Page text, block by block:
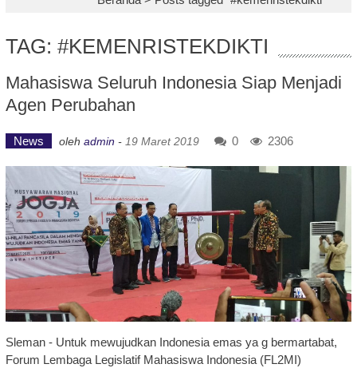
TAG: #KEMENRISTEKDIKTI
Mahasiswa Seluruh Indonesia Siap Menjadi
Agen Perubahan
News oleh admin - 19 Maret 2019 0 2306
Sleman - Untuk mewujudkan Indonesia emas ya g bermartabat,
Forum Lembaga Legislatif Mahasiswa Indonesia (FL2MI)